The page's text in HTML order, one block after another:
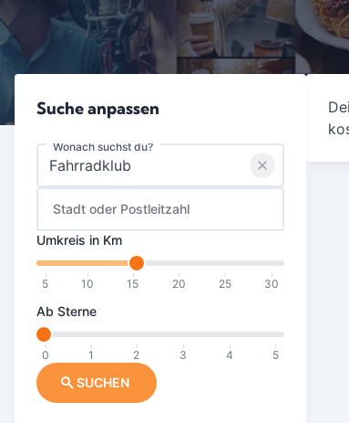
Suche anpassen
Wonach suchst du?
Stadt oder Postleitzahl
Umkreis in Km
5 10 15 20 25 30
Ab Sterne
0 1 2 3 4 5
SUCHEN